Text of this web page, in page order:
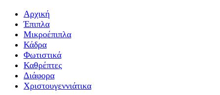
Αρχική
Έπιπλα
Μικροέπιπλα
Κάδρα
Φωτιστικά
Καθρέπτες
Διάφορα
Χριστουγεννιάτικα